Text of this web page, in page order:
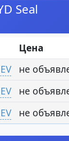
Seal
Цена
не
не
не